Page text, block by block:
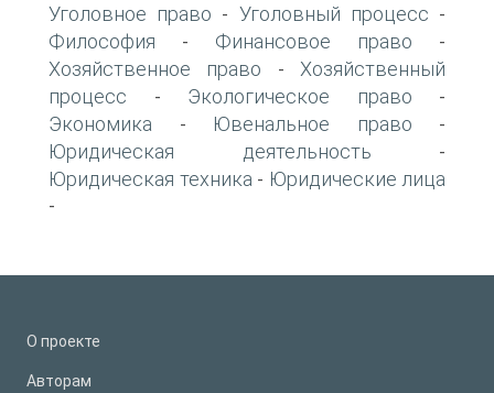
Уголовное право - Уголовный процесс -
Философия - Финансовое право -
Хозяйственное право - Хозяйственный
процесс - Экологическое право -
Экономика - Ювенальное право -
Юридическая деятельность -
Юридическая техника - Юридические лица
-
О проекте
Авторам